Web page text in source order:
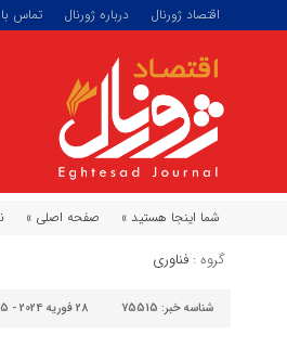
اقتصاد ژورنال درباره ژورنال تماس
شما اینجا هستید » صفحه اصلی »
گروه : فناوری
شناسه خبر: 75515 28 فوریه 2024 - 19:05